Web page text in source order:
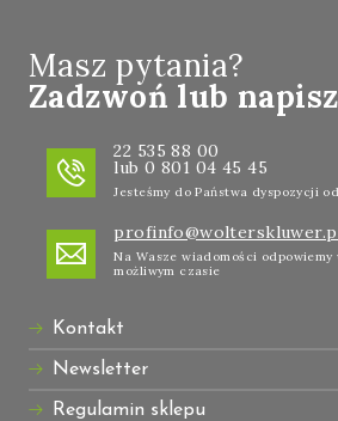
Masz pytania?
Zadzwoń lub
22 535 88 00
lub 0 801 04 45 45
Jesteśmy do Państwa dyspozycji
Na Wasze wiadomości odpowiemy
możliwym czasie
Kontakt
Newsletter
Regulamin sklepu